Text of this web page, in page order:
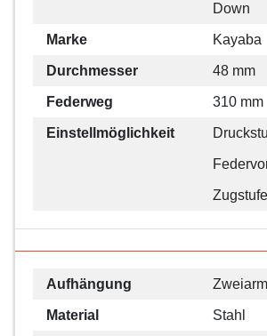
Down
Marke Kayaba
Durchmesser 48 mm
Federweg 310 mm
Einstellmöglichkeit
Zugstufe
Aufhängung
Material Stahl